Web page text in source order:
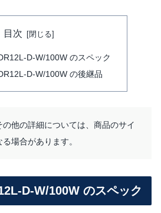
目次
D-W/100W のスペック
D-W/100W の後継品
他の詳細については、商品のサイ
場合があります。
D-W/100W のスペック